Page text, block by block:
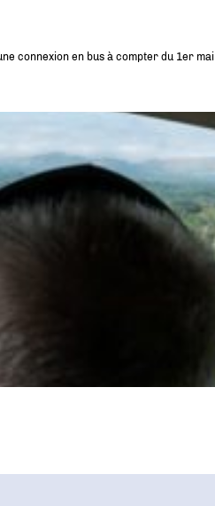
connexion en bus à compter du 1er mai